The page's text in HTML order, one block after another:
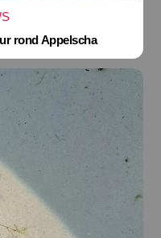
rond Appelscha